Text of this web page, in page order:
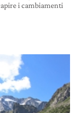
i cambiamenti